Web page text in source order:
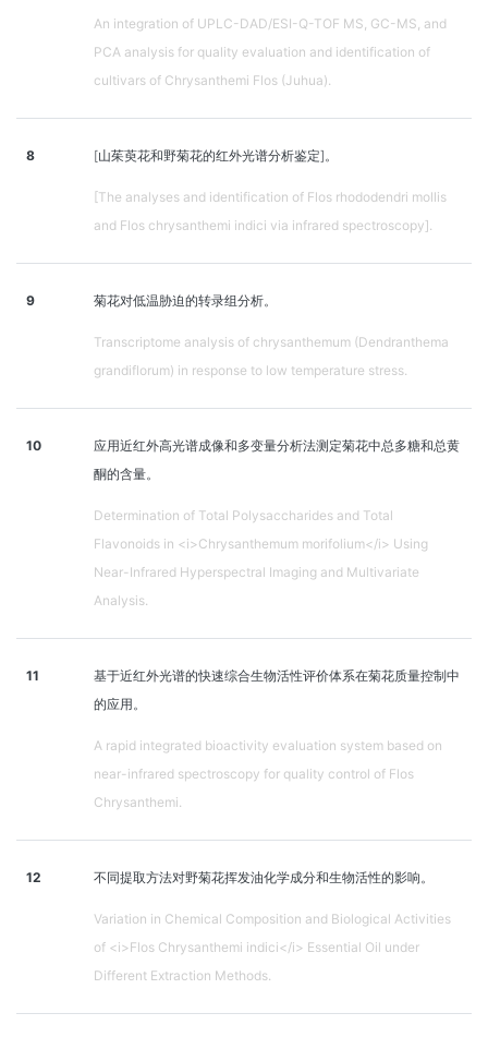
An integration of UPLC-DAD/ESI-Q-TOF MS, GC-MS, and
PCA analysis for quality evaluation and identification of
cultivars of Chrysanthemi Flos (Juhua).
8 [山茱萸花和野菊花的红外光谱分析鉴定]。
[The analyses and identification of Flos rhododendri mollis
and Flos chrysanthemi indici via infrared spectroscopy].
9 菊花对低温胁迫的转录组分析。
Transcriptome analysis of chrysanthemum (Dendranthema
grandiflorum) in response to low temperature stress.
10
应用近红外高光谱成像和多变量分析法测定菊花中总多糖和总黄
酮的含量。
Determination of Total Polysaccharides and Total
Flavonoids in <i>Chrysanthemum morifolium</i> Using
Near-Infrared Hyperspectral Imaging and Multivariate
Analysis.
11
基于近红外光谱的快速综合生物活性评价体系在菊花质量控制中
的应用。
A rapid integrated bioactivity evaluation system based on
near-infrared spectroscopy for quality control of Flos
Chrysanthemi.
12 不同提取方法对野菊花挥发油化学成分和生物活性的影响。
Variation in Chemical Composition and Biological Activities
of <i>Flos Chrysanthemi indici</i> Essential Oil under
Different Extraction Methods.